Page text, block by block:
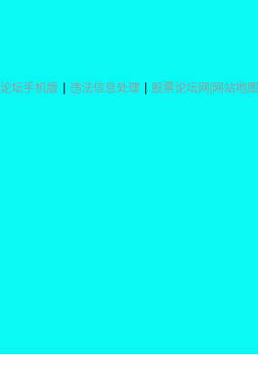
坛手机版 违法信息处理 股票论坛网 网站地图